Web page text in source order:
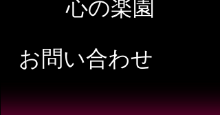
心の楽園
お問い合わせ